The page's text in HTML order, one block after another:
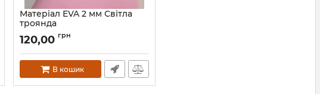
Матеріал EVA 2 мм Світла
троянда
Артикул: 50030
120,00 грн
В кошик